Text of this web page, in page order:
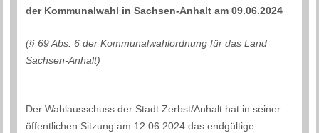
der Kommunalwahl in Sachsen-Anhalt am 09.06.2024
(§ 69 Abs. 6 der Kommunalwahlordnung für das Land
Sachsen-Anhalt)
Der Wahlausschuss der Stadt Zerbst/Anhalt hat in seiner
öffentlichen Sitzung am 12.06.2024 das endgültige